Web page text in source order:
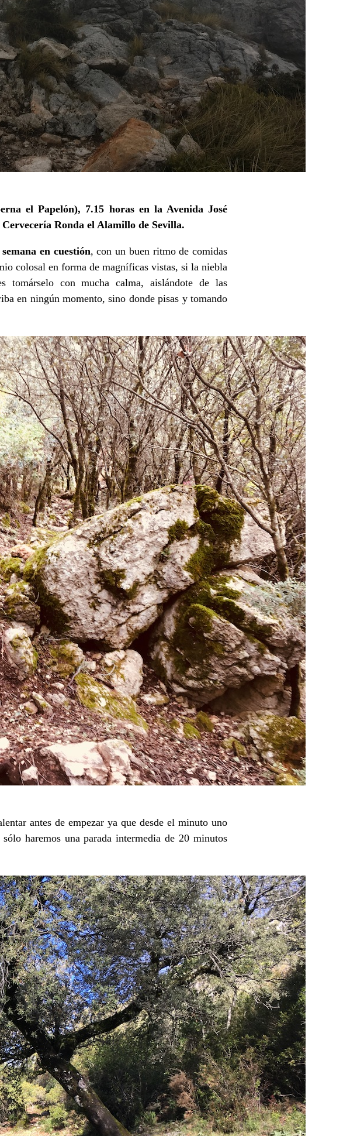
el Papelón), 7.15 horas en la Avenida José
Ronda el Alamillo de Sevilla.
en cuestión, con un buen ritmo de comidas
colosal en forma de magníficas vistas, si la niebla
con mucha calma, aislándote de las
en ningún momento, sino donde pisas y tomando
antes de empezar ya que desde el minuto uno
haremos una parada intermedia de 20 minutos